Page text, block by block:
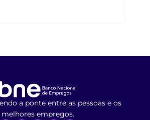
a ponte entre as pessoas e os
melhores empregos.